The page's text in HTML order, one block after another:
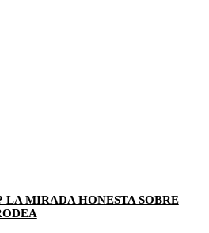
LA MIRADA HONESTA SOBRE